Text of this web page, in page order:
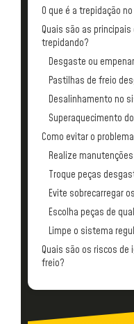
O que é a trepidação
Quais são as
trepidando?
Desgaste ou
Pastilhas de freio
Desalinhamento no
Superaquecimento
Como evitar o
Realize
Troque peças
Evite sobrecarregar
Escolha peças de
Limpe o sistema
Quais são os riscos de
freio?